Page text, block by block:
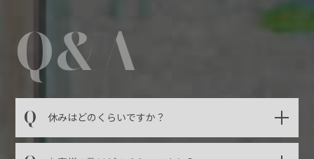
Q&A
Q 休みはどのくらいですか？